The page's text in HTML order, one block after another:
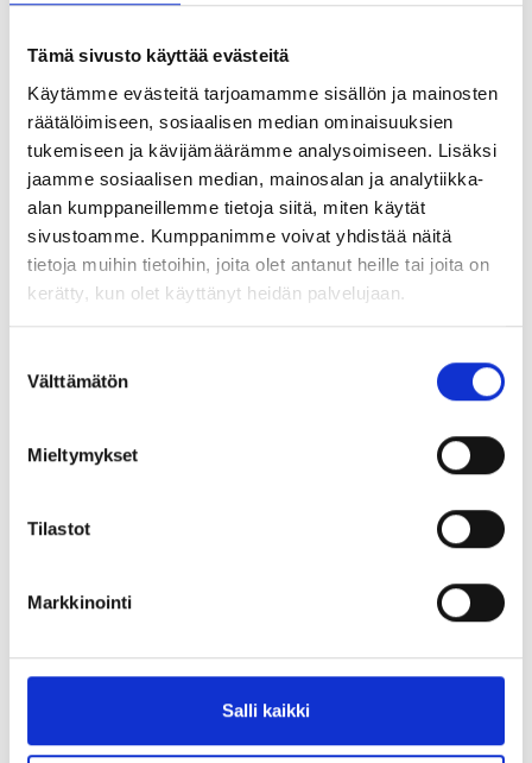
Tämä sivusto käyttää evästeitä
Käytämme evästeitä tarjoamamme sisällön ja mainosten
räätälöimiseen, sosiaalisen median ominaisuuksien
tukemiseen ja kävijämäärämme analysoimiseen. Lisäksi
jaamme sosiaalisen median, mainosalan ja analytiikka-
alan kumppaneillemme tietoja siitä, miten käytät
sivustoamme. Kumppanimme voivat yhdistää näitä
tietoja muihin tietoihin, joita olet antanut heille tai joita on
kerätty, kun olet käyttänyt heidän palvelujaan.
valinta
Välttämätön
Mieltymykset
Tilastot
Markkinointi
Salli kaikki
eniten hakukohteen kielestä ja kolmanneksi eniten pitkästä
matematiikasta. Lisäksi kohteissa on opiskeltavaan kieleen
liittyviä kynnysehtoja – esimerkiksi englannin opiskelupaikan
saamiseen vaaditaan vähintään arvosana E pitkästä
englannista.
Kaikki taulukot on julkaistuluonnoksen liiteosiossa
Yhteiskunnallinen keskustelu on vaikuttanut
mallin laadintaan
pohjannut työnsä tutkimukseen ja sidosryhmäkeskusteluihin.
Tavoitteena on ollut entistä selkeämpi pistemalli ja
että todistusvalinta kannustaa lukiolaisia valitsemaan
oppiaineita monipuolisesti oman kiinnostuksensa,
kehittämiseen. Tuoreeltaan silloisen todistusvalintamallin
tulevan opiskelun kannalta olisi hyödyllistä keskittyä jo
lukiossa alaan, joka kiinnostaa ja jolle aikoo pyrkiä. Koska